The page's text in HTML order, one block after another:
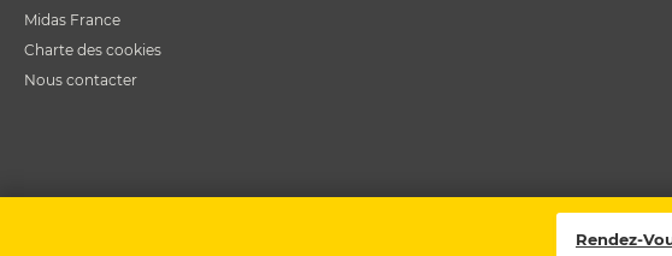
Midas France
Charte des cookies
Nous contacter
Rendez-